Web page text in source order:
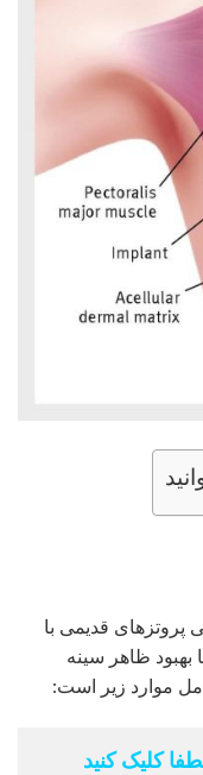
پروتزهای قدیمی با
بهبود ظاهر سینه
موارد زیر است:
کلیک کنید